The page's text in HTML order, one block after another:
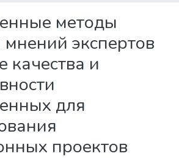
методы
экспертов
качества и
для
проектов